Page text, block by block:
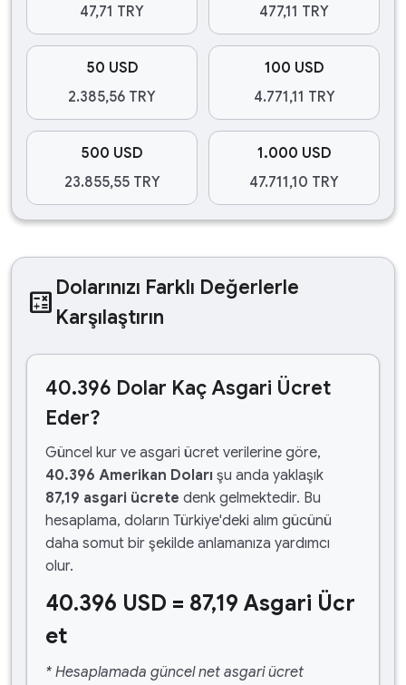
47,71 TRY
477,11 TRY
50 USD
2.385,56 TRY
100 USD
4.771,11 TRY
500 USD
23.855,55 TRY
1.000 USD
47.711,10 TRY
calculate Dolarınızı Farklı Değerlerle
Karşılaştırın
40.396 Dolar Kaç Asgari Ücret
Eder?
Güncel kur ve asgari ücret verilerine göre,
40.396 Amerikan Doları şu anda yaklaşık
87,19 asgari ücrete denk gelmektedir. Bu
hesaplama, doların Türkiye'deki alım gücünü
daha somut bir şekilde anlamanıza yardımcı
olur.
40.396 USD = 87,19 Asgari Ücr
et
* Hesaplamada güncel net asgari ücret